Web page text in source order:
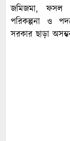
জমিজমা, ফসল
পরিকল্পনা ও
সরকার ছাড়া